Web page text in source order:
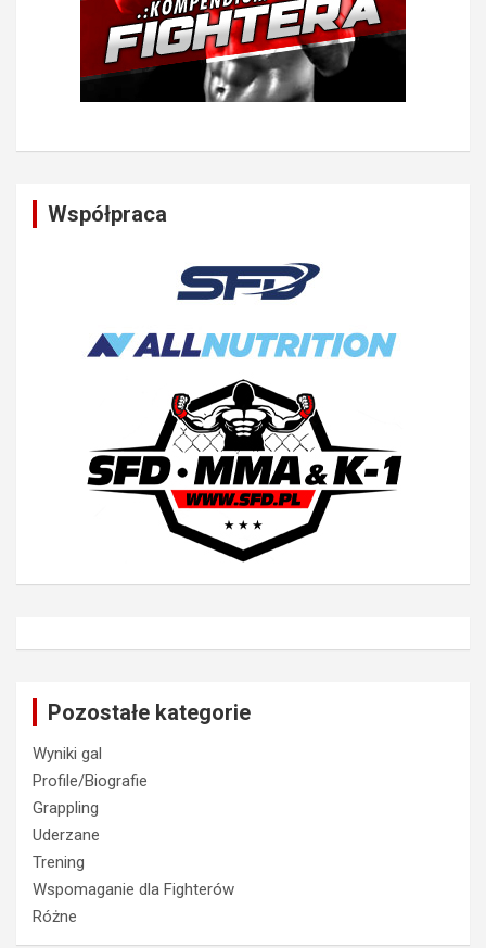
Współpraca
Pozostałe kategorie
Wyniki gal
Profile/Biografie
Grappling
Uderzane
Trening
Wspomaganie dla Fighterów
Różne